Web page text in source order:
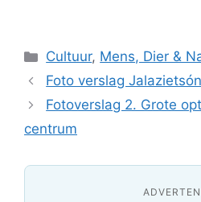
Categorieën
Cultuur, Mens, Dier &
Foto verslag
Fotoverslag 2. Grote
centrum